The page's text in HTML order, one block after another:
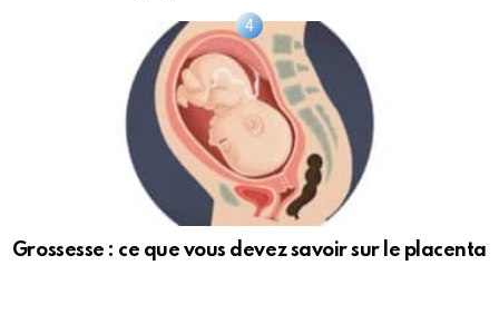
Grossesse : ce que vous devez savoir sur le placenta